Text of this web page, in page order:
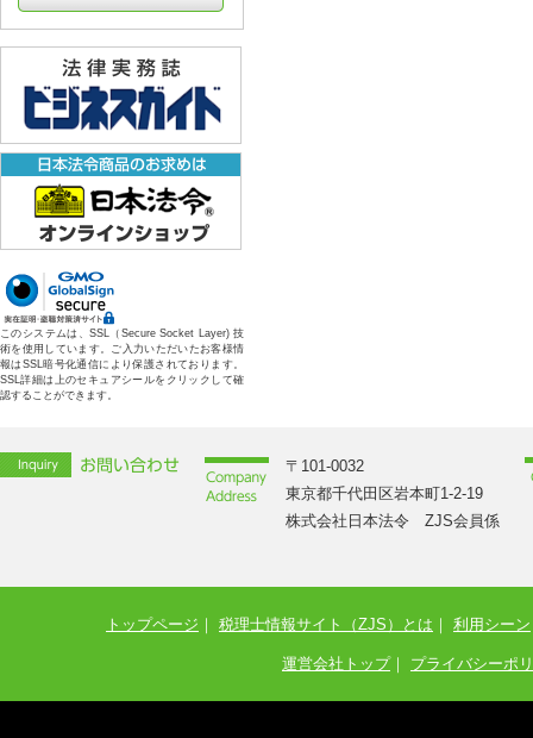
このシステムは、SSL（Secure Socket Layer) 技
術を使用しています。ご入力いただいたお客様情
報はSSL暗号化通信により保護されております。
SSL詳細は上のセキュアシールをクリックして確
認することができます。
〒101-0032
東京都千代田区岩本町1-2-19
株式会社日本法令 ZJS会員係
トップページ ｜ 税理士情報サイト（ZJS）とは ｜ 利用シーン
運営会社トップ｜ プライバシーポ